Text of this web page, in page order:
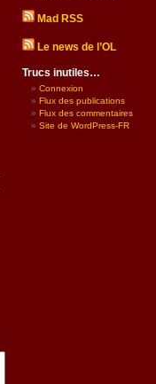
Mad RSS
Le news de l’OL
Trucs inutiles…
Connexion
Flux des publications
Flux des commentaires
Site de WordPress-FR